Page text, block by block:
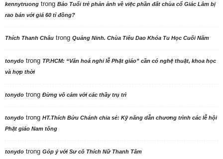
kennytruong trong Báo Tuổi trẻ phản ảnh về việc phần đất chùa cổ Giác Lâm bị
rao bán với giá 60 tỉ đồng?
Thích Thanh Châu trong Quảng Ninh. Chùa Tiêu Dao Khóa Tu Học Cuối Năm
tonydo trong TP.HCM: “Văn hoá nghi lễ Phật giáo” cần có nghệ thuật, khoa học
và hợp thời
tonydo trong Đừng vô cảm với các thầy trụ trì
tonydo trong HT.Thích Bửu Chánh chia sẻ: Kỹ năng dẫn chương trình các lễ hội
Phật giáo Nam tông
tonydo trong Góp ý với Sư cô Thích Nữ Thanh Tâm